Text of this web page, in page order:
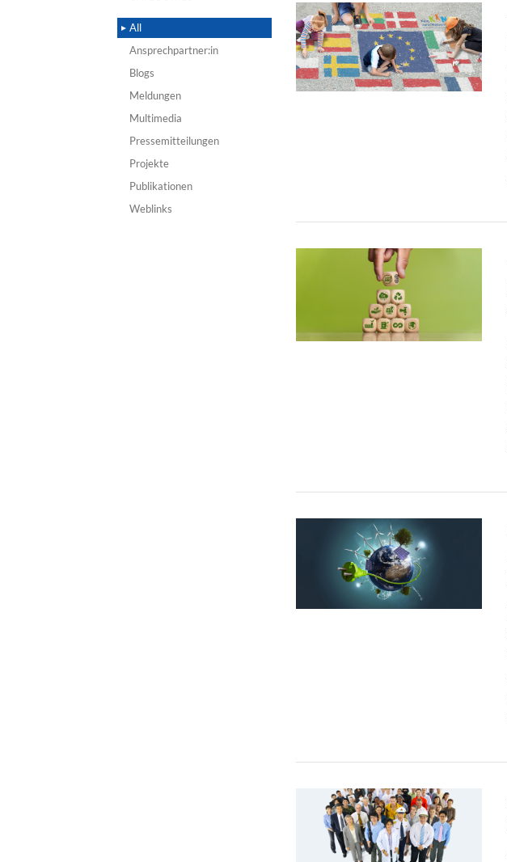
All
Ansprechpartner:in
Blogs
Meldungen
Multimedia
Pressemitteilungen
Projekte
Publikationen
Weblinks